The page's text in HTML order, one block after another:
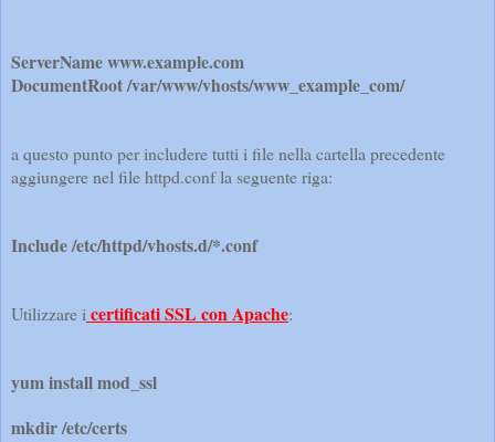
ServerName www.example.com
DocumentRoot /var/www/vhosts/www_example_com/
a questo punto per includere tutti i file nella cartella precedente
aggiungere nel file httpd.conf la seguente riga:
Include /etc/httpd/vhosts.d/*.conf
Utilizzare icertificati SSL con Apache:
yum install mod_ssl
mkdir /etc/certs